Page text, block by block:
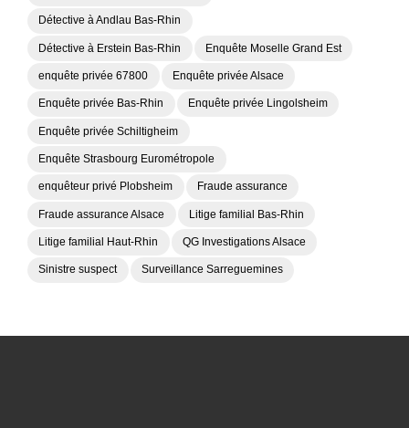
Détective à Andlau Bas-Rhin
Détective à Erstein Bas-Rhin Enquête Moselle Grand Est
enquête privée 67800 Enquête privée Alsace
Enquête privée Bas-Rhin Enquête privée Lingolsheim
Enquête privée Schiltigheim
Enquête Strasbourg Eurométropole
enquêteur privé Plobsheim Fraude assurance
Fraude assurance Alsace Litige familial Bas-Rhin
Litige familial Haut-Rhin QG Investigations Alsace
Sinistre suspect Surveillance Sarreguemines